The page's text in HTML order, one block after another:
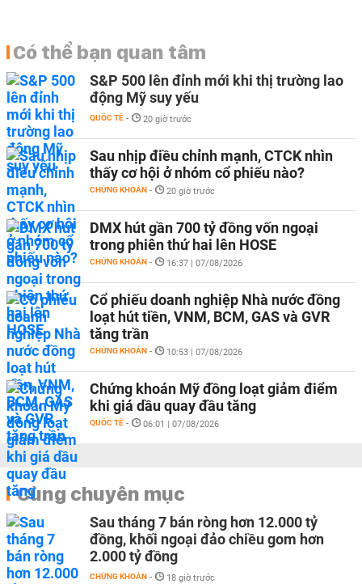
Có thể bạn quan tâm
S&P 500 lên đỉnh mới khi thị trường lao
động Mỹ suy yếu
QUỐC TẾ - 20 giờ trước
Sau nhịp điều chỉnh mạnh, CTCK nhìn
thấy cơ hội ở nhóm cổ phiếu nào?
CHỨNG KHOÁN - 20 giờ trước
DMX hút gần 700 tỷ đồng vốn ngoại
trong phiên thứ hai lên HOSE
CHỨNG KHOÁN - 16:37 | 07/08/2026
Cổ phiếu doanh nghiệp Nhà nước đồng
loạt hút tiền, VNM, BCM, GAS và GVR
tăng trần
CHỨNG KHOÁN - 10:53 | 07/08/2026
Chứng khoán Mỹ đồng loạt giảm điểm
khi giá dầu quay đầu tăng
QUỐC TẾ - 06:01 | 07/08/2026
Cùng chuyên mục
Sau tháng 7 bán ròng hơn 12.000 tỷ
đồng, khối ngoại đảo chiều gom hơn
2.000 tỷ đồng
CHỨNG KHOÁN - 18 giờ trước